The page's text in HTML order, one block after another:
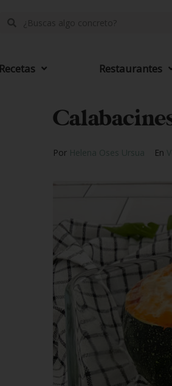
Restaurantes
Por Helena Oses Ursua En